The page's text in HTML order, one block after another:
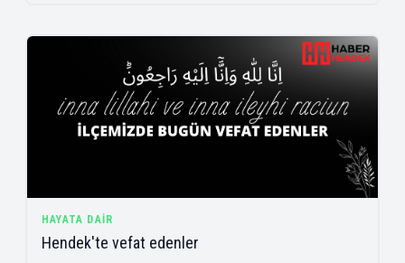
HAYATA DAIR
Hendek'te vefat edenler